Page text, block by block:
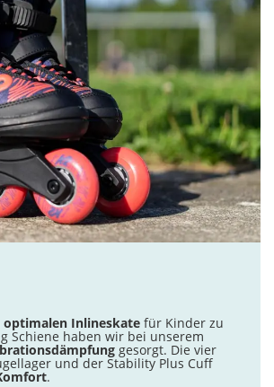
optimalen Inlineskatefür Kinder zu
Schiene haben wir bei unserem
gesorgt. Die vier
und der Stability Plus Cuff
.